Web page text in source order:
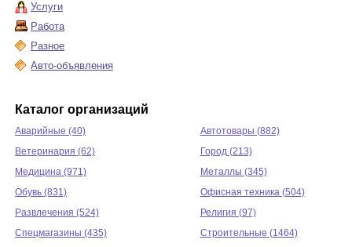
Услуги
Работа
Разное
Авто-объявления
Каталог организаций
Аварийные (40)
Автотовары (882)
Ветеринария (62)
Город (213)
Медицина (971)
Металлы (345)
Обувь (831)
Офисная техника (504)
Развлечения (524)
Религия (97)
Спецмагазины (435)
Строительные (1464)